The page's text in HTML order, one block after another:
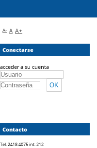
A- A A+
Conectarse
acceder a su cuenta
Contacto
Tel. 2418 4075 int. 212